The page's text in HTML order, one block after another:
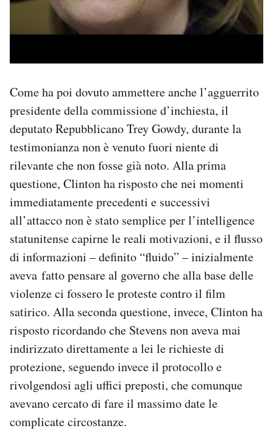
Come ha poi dovuto ammettere anche l’agguerrito
presidente della commissione d’inchiesta, il
deputato Repubblicano Trey Gowdy, durante la
testimonianza non è venuto fuori niente di
rilevante che non fosse già noto. Alla prima
questione, Clinton ha risposto che nei momenti
immediatamente precedenti e successivi
all’attacco non è stato semplice per l’intelligence
statunitense capirne le reali motivazioni, e il flusso
di informazioni – definito “fluido” – inizialmente
aveva fatto pensare al governo che alla base delle
violenze ci fossero le proteste contro il film
satirico. Alla seconda questione, invece, Clinton ha
risposto ricordando che Stevens non aveva mai
indirizzato direttamente a lei le richieste di
protezione, seguendo invece il protocollo e
rivolgendosi agli uffici preposti, che comunque
avevano cercato di fare il massimo date le
complicate circostanze.